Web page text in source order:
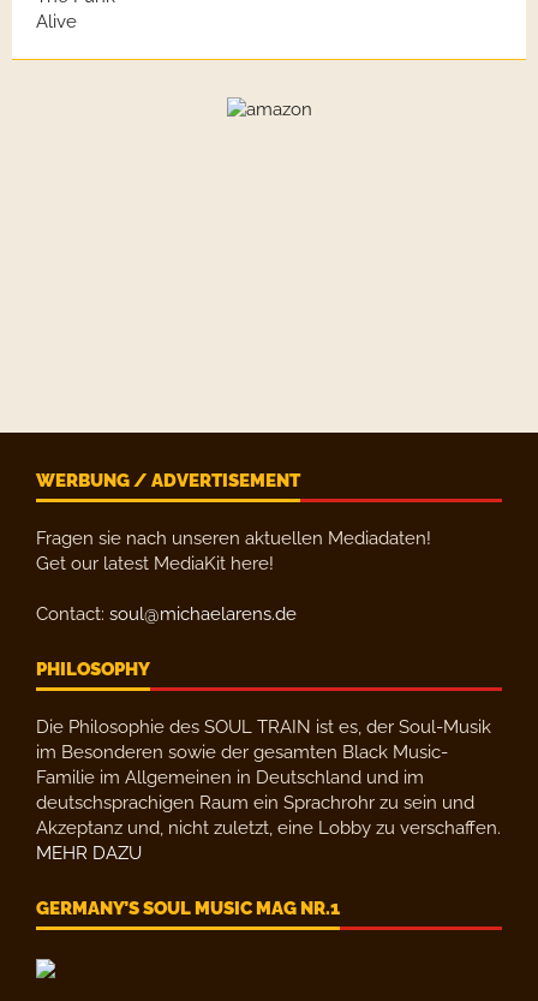
WERBUNG / ADVERTISEMENT
Fragen sie nach unseren aktuellen Mediadaten!
Get our latest MediaKit here!
Contact: soul@michaelarens.de
PHILOSOPHY
Die Philosophie des SOUL TRAIN ist es, der Soul-Musik
im Besonderen sowie der gesamten Black Music-
Familie im Allgemeinen in Deutschland und im
deutschsprachigen Raum ein Sprachrohr zu sein und
Akzeptanz und, nicht zuletzt, eine Lobby zu verschaffen.
MEHR DAZU
GERMANY’S SOUL MUSIC MAG NR.1